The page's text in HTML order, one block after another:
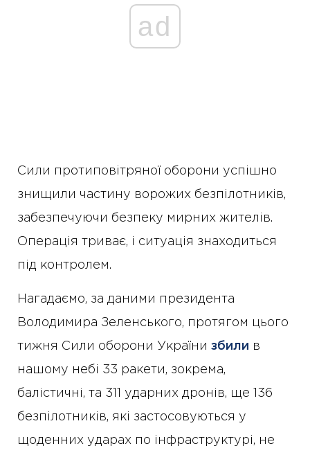
ad
Сили протиповітряної оборони успішно
знищили частину ворожих безпілотників,
забезпечуючи безпеку мирних жителів.
Операція триває, і ситуація знаходиться
під контролем.
Нагадаємо, за даними президента
Володимира Зеленського, протягом цього
тижня Сили оборони України збили в
нашому небі 33 ракети, зокрема,
балістичні, та 311 ударних дронів, ще 136
безпілотників, які застосовуються у
щоденних ударах по інфраструктурі, не